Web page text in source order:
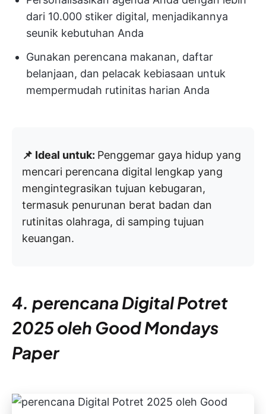
dari 10.000 stiker digital, menjadikannya
seunik kebutuhan Anda
Gunakan perencana makanan, daftar
belanjaan, dan pelacak kebiasaan untuk
mempermudah rutinitas harian Anda
📌 Ideal untuk: Penggemar gaya hidup yang
mencari perencana digital lengkap yang
mengintegrasikan tujuan kebugaran,
termasuk penurunan berat badan dan
rutinitas olahraga, di samping tujuan
keuangan.
4. perencana Digital Potret
2025 oleh Good Mondays
Paper